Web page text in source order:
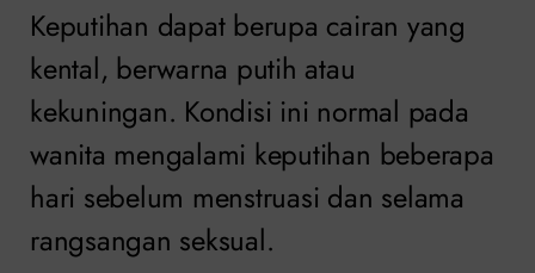
Keputihan dapat berupa cairan yang
kental, berwarna putih atau
kekuningan. Kondisi ini normal pada
wanita mengalami keputihan beberapa
hari sebelum menstruasi dan selama
rangsangan seksual.